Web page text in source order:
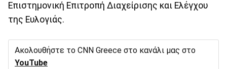
Επιστημονική Επιτροπή Διαχείρισης και Ελέγχου
της Ευλογιάς.
Ακολουθήστε το CNN Greece στο κανάλι μας στο
YouTube